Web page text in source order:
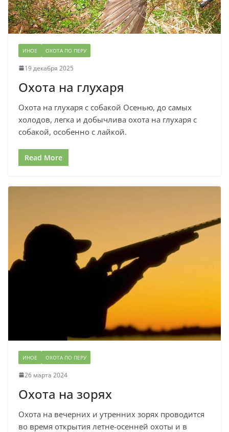
ИНОЕ ОХОТА ПО ПЕРУ
19 декабря 2025
Охота на глухаря
Охота на глухаря с собакой Осенью, до самых
холодов, легка и добычлива охота на глухаря с
собакой, особенно с лайкой.
Read More
ИНОЕ ОХОТА ПО ПЕРУ
26 марта 2024
Охота на зорях
Охота на вечерних и утренних зорях проводится
во время открытия летне-осенней охоты и в